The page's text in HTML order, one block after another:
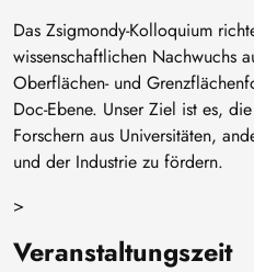
Das Zsigmondy-Kolloquium
wissenschaftlichen Nachwuchs
Oberflächen- und
Doc-Ebene. Unser Ziel ist es,
Forschern aus Universitäten,
und der Industrie zu fördern.
>
Veranstaltungszeit